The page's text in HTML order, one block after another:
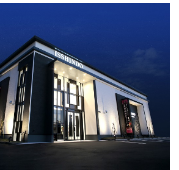
睡蓮
川県 禅の輪
県 俄
福島県 俄 婚約指輪
指輪
福島県 婚約指輪
福島県ロイヤル・アッシャー
秋の紅 秋葉区
笹舟